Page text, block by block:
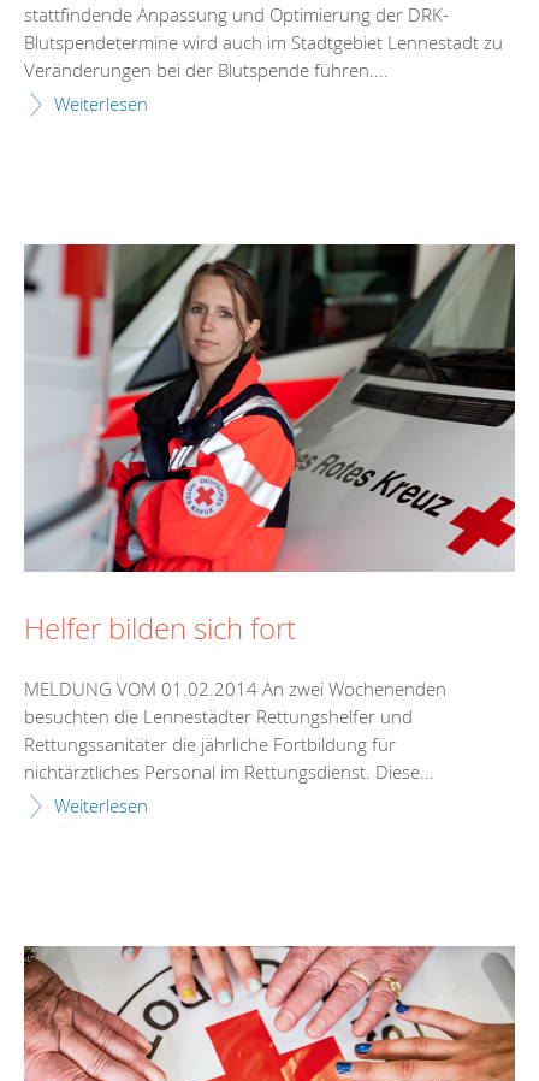
stattfindende Anpassung und Optimierung der DRK-
Blutspendetermine wird auch im Stadtgebiet Lennestadt zu
Veränderungen bei der Blutspende führen....
Weiterlesen
Helfer bilden sich fort
MELDUNG VOM 01.02.2014 An zwei Wochenenden
besuchten die Lennestädter Rettungshelfer und
Rettungssanitäter die jährliche Fortbildung für
nichtärztliches Personal im Rettungsdienst. Diese...
Weiterlesen